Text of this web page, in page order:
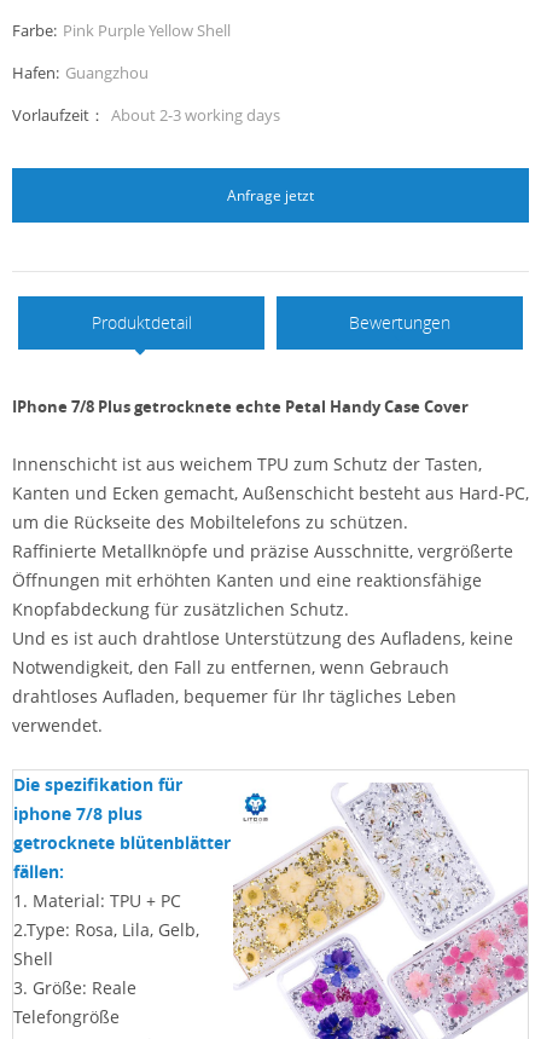
Farbe: Pink Purple Yellow Shell
Hafen: Guangzhou
Vorlaufzeit： About 2-3 working days
Anfrage jetzt
Produktdetail Bewertungen
IPhone 7/8 Plus getrocknete echte Petal Handy Case Cover
Innenschicht ist aus weichem TPU zum Schutz der Tasten,
Kanten und Ecken gemacht, Außenschicht besteht aus Hard-PC,
um die Rückseite des Mobiltelefons zu schützen.
Raffinierte Metallknöpfe und präzise Ausschnitte, vergrößerte
Öffnungen mit erhöhten Kanten und eine reaktionsfähige
Knopfabdeckung für zusätzlichen Schutz.
Und es ist auch drahtlose Unterstützung des Aufladens, keine
Notwendigkeit, den Fall zu entfernen, wenn Gebrauch
drahtloses Aufladen, bequemer für Ihr tägliches Leben
verwendet.
Die spezifikation für
iphone 7/8 plus
getrocknete blütenblätter
fällen:
1. Material: TPU + PC
2.Type: Rosa, Lila, Gelb,
Shell
3. Größe: Reale
Telefongröße